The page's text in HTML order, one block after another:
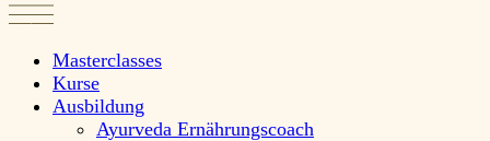
Masterclasses
Kurse
Ausbildung
Ayurveda Ernährungscoach